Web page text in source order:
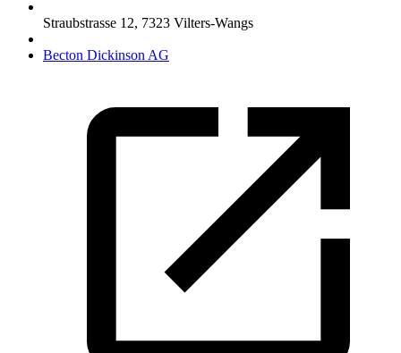
Straubstrasse 12, 7323 Vilters-Wangs
Becton Dickinson AG